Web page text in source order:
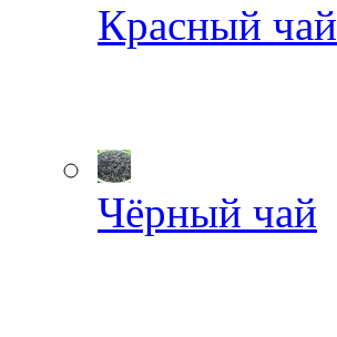
Красный чай
Чёрный чай